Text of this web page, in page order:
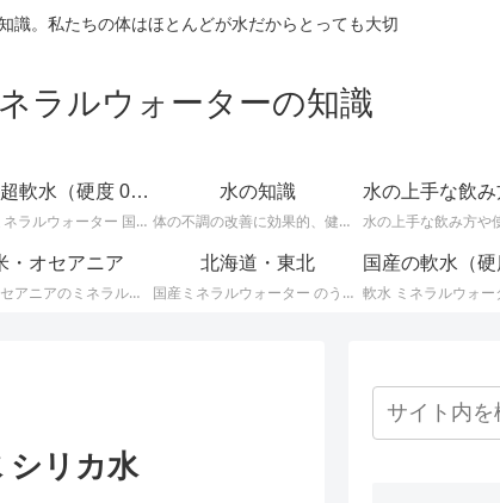
識。私たちの体はほとんどが水だからとっても大切
ラルウォーターの知識
国産の超軟水（硬度 0-50mg/L）
超軟水 ミネラルウォーター 国産 （ 硬度 0 ～ 50 ）に関する情報です。日本のミネラルウォーターはほとんどが軟水ですが、その中でも硬度が 0 ～ 50mg/L までの 超軟水 を紹介します。
水の知識
体の不調の改善に効果的、健康や美容によい水についてなど、知っているとお得な情報。
・オセアニア
北米・オセアニアのミネラルウォーターに関する情報です。
北海道・東北
国産ミネラルウォーター のうち、 北海道・東北地方のミネラルウォーター に関する情報です。
シリカ水